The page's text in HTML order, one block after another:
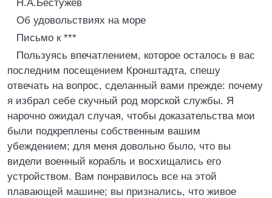
Н.А.Бестужев
Об удовольствиях на море
Письмо к ***
Пользуясь впечатлением, которое осталось в вас
последним посещением Кронштадта, спешу
отвечать на вопрос, сделанный вами прежде: почему
я избрал себе скучный род морской службы. Я
нарочно ожидал случая, чтобы доказательства мои
были подкреплены собственным вашим
убеждением; для меня довольно было, что вы
видели военный корабль и восхищались его
устройством. Вам понравилось все на этой
плавающей машине; вы признались, что живое